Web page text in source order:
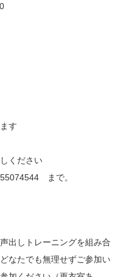
す
ください
まで。
出しトレーニングを組み合
なたでも無理せずご参加い